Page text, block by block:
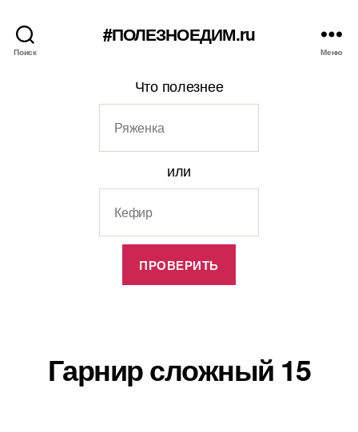
Поиск
#ПОЛЕЗНОЕДИМ.ru
Меню
Что полезнее
или
Гарнир сложный 15